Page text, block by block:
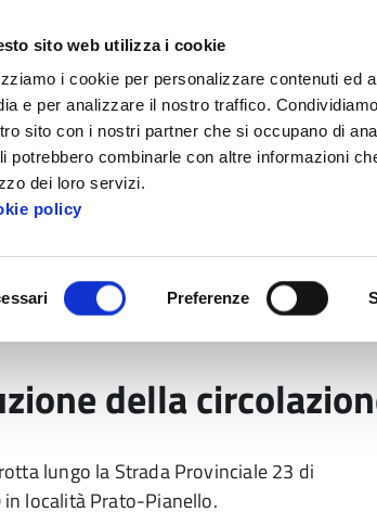
sito web utilizza i cookie
i cookie per personalizzare contenuti ed
e per analizzare il nostro traffico.
sito con i nostri partner che si occupano di
potrebbero combinarle con altre informazioni
dei loro servizi.
policy
Preferenze
Massa‑Carrara
Settori e uffici
e Viabilità Viabilità:
della
lungo la Strada Provinciale 23 di
in località Prato-Pianello.